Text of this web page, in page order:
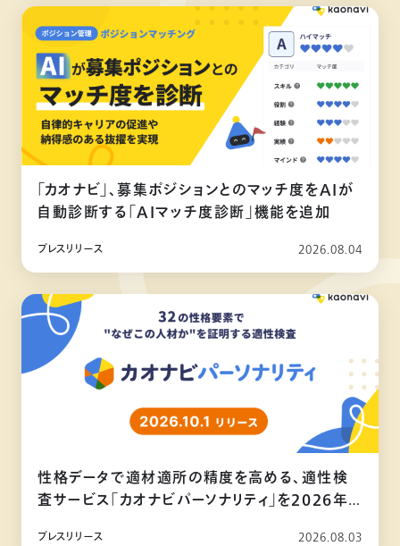
「カオナビ」、募集ポジションとのマッチ度をAIが
自動診断する「AIマッチ度診断」機能を追加
プレスリリース 2026.08.04
性格データで適材適所の精度を高める、適性検
査サービス「カオナビパーソナリティ」を2026年
プレスリリース 2026.08.03